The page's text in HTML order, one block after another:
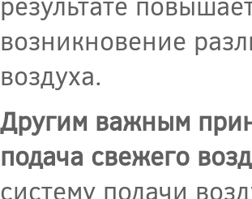
возникновение
воздуха.
Другим важным
подача свежего
систему подачи